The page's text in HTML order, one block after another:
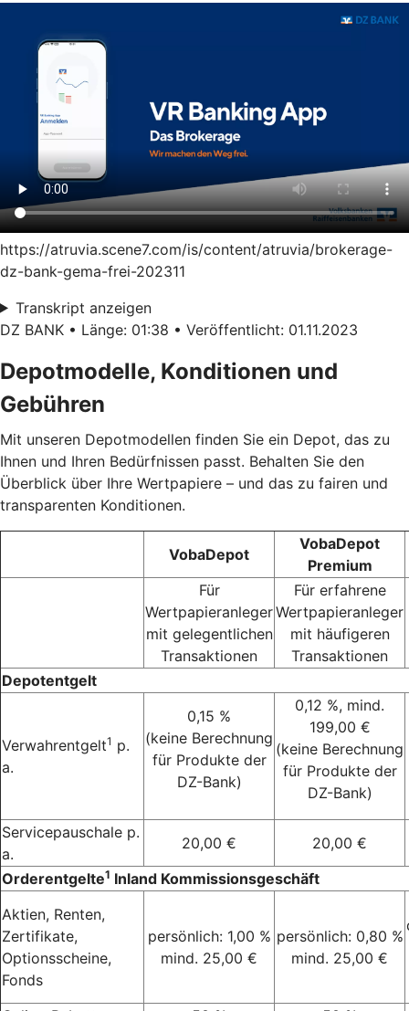
https://atruvia.scene7.com/is/content/atruvia/brokerage-
dz-bank-gema-frei-202311
Transkript anzeigen
DZ BANK • Länge: 01:38 • Veröffentlicht: 01.11.2023
Depotmodelle, Konditionen und
Gebühren
Mit unseren Depotmodellen finden Sie ein Depot, das zu
Ihnen und Ihren Bedürfnissen passt. Behalten Sie den
Überblick über Ihre Wertpapiere – und das zu fairen und
transparenten Konditionen.
VobaDepot
VobaDepot
Premium
Für
Wertpapieranleger
mit gelegentlichen
Transaktionen
Für erfahrene
Wertpapieranleger
mit häufigeren
Transaktionen
Depotentgelt
Verwahrentgelt1 p.
a.
0,15 %
(keine Berechnung
für Produkte der
DZ-Bank)
0,12 %, mind.
199,00 €
(keine Berechnung
für Produkte der
DZ-Bank)
Servicepauschale p.
a.
20,00 €
20,00 €
Orderentgelte1 Inland Kommissionsgeschäft
Aktien, Renten,
Zertifikate,
Optionsscheine,
Fonds
persönlich: 1,00 %
mind. 25,00 €
persönlich: 0,80 %
mind. 25,00 €